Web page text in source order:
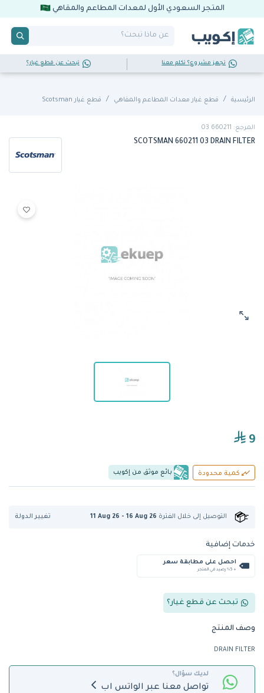
المتجر السعودي الأول لمعدات المطاعم والمقاهي
تجهز مشروع؟ تكلم معنا تبحث عن قطع غيار؟
الرئيسية قطع غيار معدات المطاعم والمقاهي قطع غيار Scotsman
المرجع: 660211 03
SCOTSMAN 660211 03 DRAIN FILTER
9
كمية محدودة بائع موثق من إكويب
التوصيل إلى خلال الفترة 11 Aug 26 - 16 Aug 26 تغيير الدولة
خدمات إضافية
احصل على مطابقة سعر
+ %5 رصيد في المتجر
تبحث عن قطع غيار؟
وصف المنتج
DRAIN FILTER
لديك سؤال؟
تواصل معنا عبر الواتس اب